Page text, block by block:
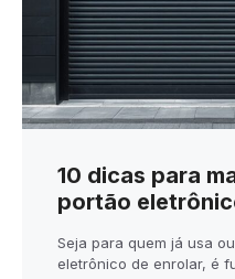
10 dicas para
portão
Seja para quem já usa
eletrônico de enrolar, é